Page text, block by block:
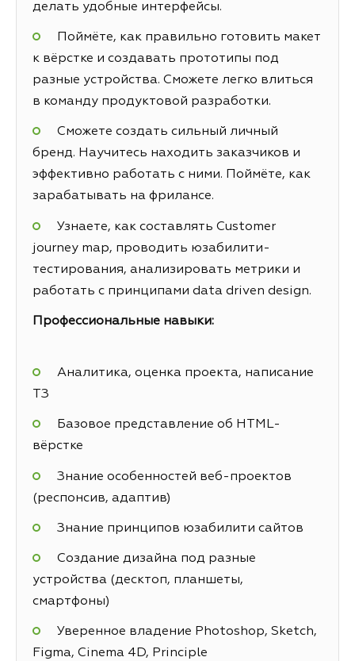
делать удобные интерфейсы.
Поймёте, как правильно готовить макет
к вёрстке и создавать прототипы под
разные устройства. Сможете легко влиться
в команду продуктовой разработки.
Сможете создать сильный личный
бренд. Научитесь находить заказчиков и
эффективно работать с ними. Поймёте, как
зарабатывать на фрилансе.
Узнаете, как составлять Customer
journey map, проводить юзабилити-
тестирования, анализировать метрики и
работать с принципами data driven design.
Профессиональные навыки:
Аналитика, оценка проекта, написание
ТЗ
Базовое представление об HTML-
вёрстке
Знание особенностей веб-проектов
(респонсив, адаптив)
Знание принципов юзабилити сайтов
Создание дизайна под разные
устройства (десктоп, планшеты,
смартфоны)
Уверенное владение Photoshop, Sketch,
Figma, Cinema 4D, Principle